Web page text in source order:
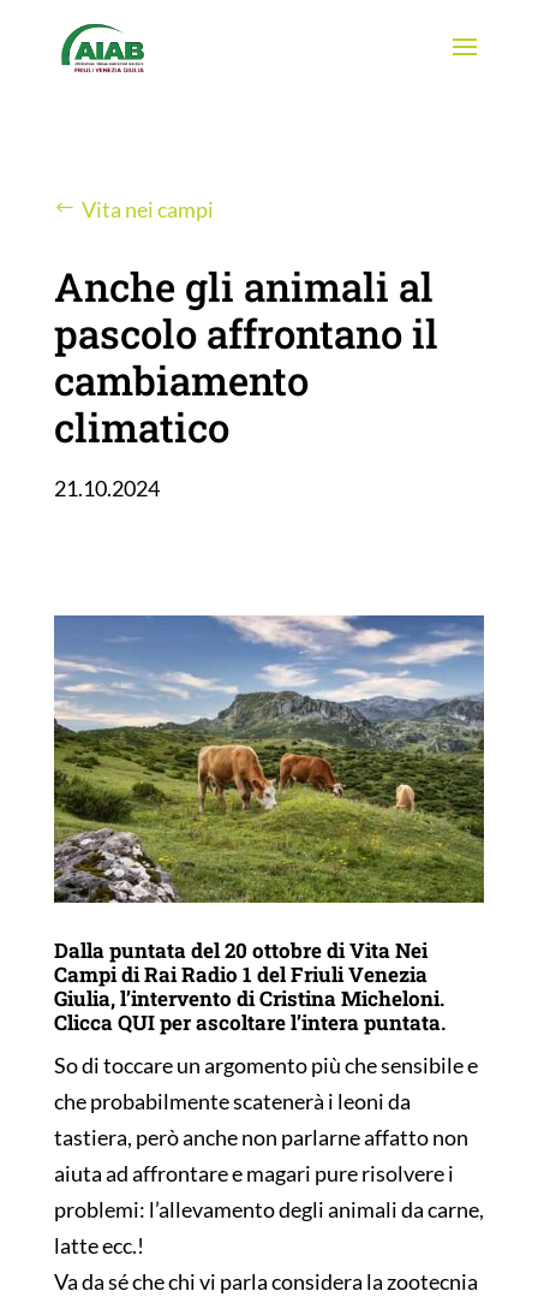
Vita nei campi
Anche gli animali al
pascolo affrontano il
cambiamento
climatico
21.10.2024
Dalla puntata del 20 ottobre di Vita Nei
Campi di Rai Radio 1 del Friuli Venezia
Giulia, l’intervento di Cristina Micheloni.
CliccaQUIper ascoltare l’intera puntata.
So di toccare un argomento più che sensibile e
che probabilmente scatenerà i leoni da
tastiera, però anche non parlarne affatto non
aiuta ad affrontare e magari pure risolvere i
problemi: l’allevamento degli animali da carne,
latte ecc.!
Va da sé che chi vi parla considera la zootecnia